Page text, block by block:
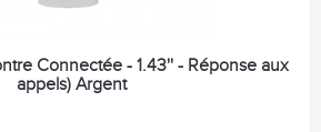
Connectée - 1.43'' - Réponse aux
appels) Argent